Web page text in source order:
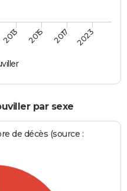
2013 2015 2017 2023
par sexe
de décès (source :